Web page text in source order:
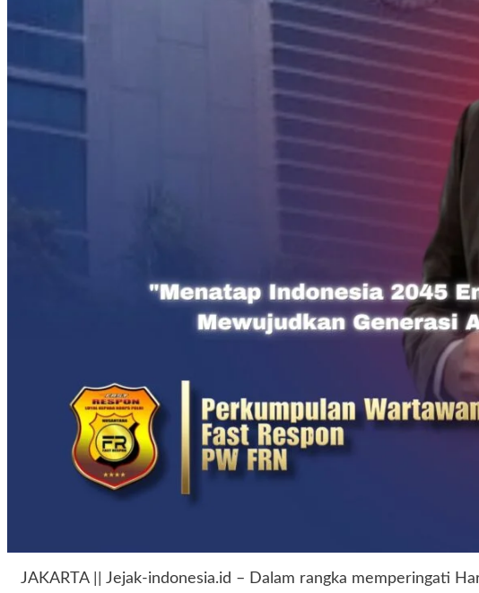
JAKARTA || Jejak-indonesia.id – Dalam rangka memperingati